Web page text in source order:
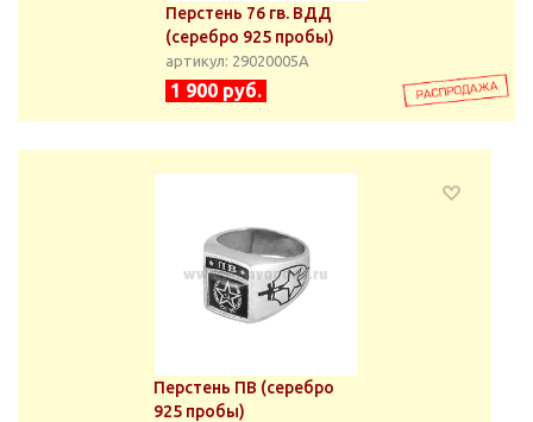
Перстень 76 гв. ВДД
(серебро 925 пробы)
артикул: 29020005А
1 900 руб.
Перстень ПВ (серебро
925 пробы)